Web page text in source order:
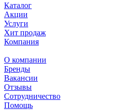
Каталог
Акции
Услуги
Хит продаж
Компания
О компании
Бренды
Вакансии
Отзывы
Сотрудничество
Помощь